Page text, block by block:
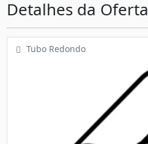
Detalhes da Oferta
Tubo Redondo